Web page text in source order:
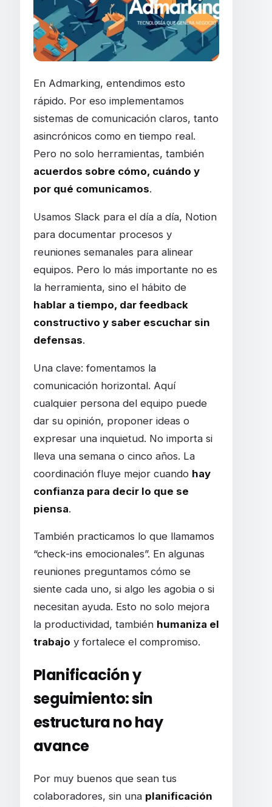
En Admarking, entendimos esto
rápido. Por eso implementamos
sistemas de comunicación claros, tanto
asincrónicos como en tiempo real.
Pero no solo herramientas, también
acuerdos sobre cómo, cuándo y
por qué comunicamos.
Usamos Slack para el día a día, Notion
para documentar procesos y
reuniones semanales para alinear
equipos. Pero lo más importante no es
la herramienta, sino el hábito de
hablar a tiempo, dar feedback
constructivo y saber escuchar sin
defensas.
Una clave: fomentamos la
comunicación horizontal. Aquí
cualquier persona del equipo puede
dar su opinión, proponer ideas o
expresar una inquietud. No importa si
lleva una semana o cinco años. La
coordinación fluye mejor cuando hay
confianza para decir lo que se
piensa.
También practicamos lo que llamamos
“check-ins emocionales”. En algunas
reuniones preguntamos cómo se
siente cada uno, si algo les agobia o si
necesitan ayuda. Esto no solo mejora
la productividad, también humaniza el
trabajo y fortalece el compromiso.
Planificación y
seguimiento: sin
estructura no hay
avance
Por muy buenos que sean tus
colaboradores, sin una planificación